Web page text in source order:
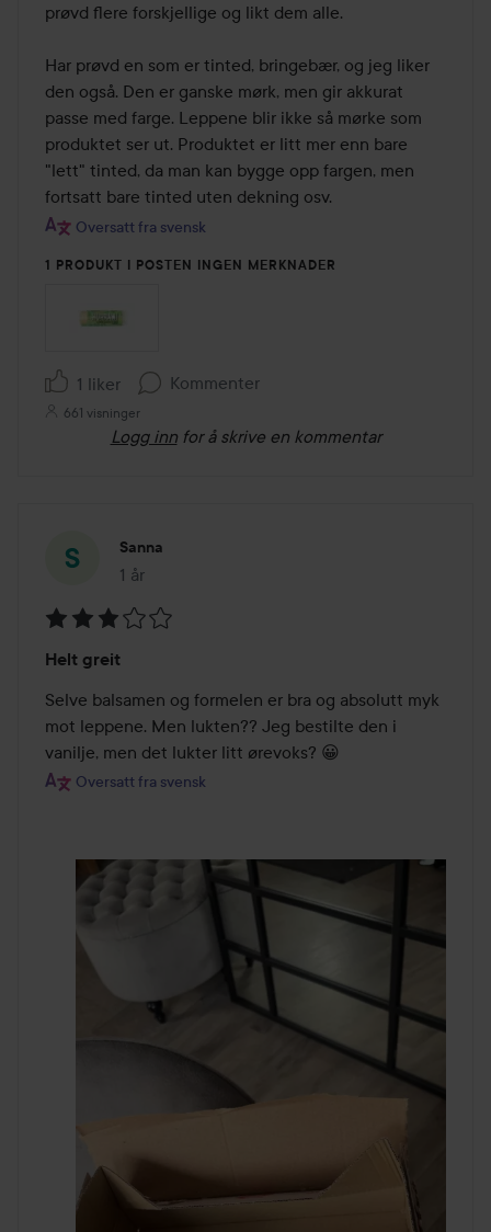
prøvd flere forskjellige og likt dem alle.
Har prøvd en som er tinted, bringebær, og jeg liker
den også. Den er ganske mørk, men gir akkurat
passe med farge. Leppene blir ikke så mørke som
produktet ser ut. Produktet er litt mer enn bare
"lett" tinted, da man kan bygge opp fargen, men
fortsatt bare tinted uten dekning osv.
Oversatt fra svensk
1 PRODUKT I POSTEN INGEN MERKNADER
1 liker Kommenter
661 visninger
Logg inn for å skrive en kommentar
Sanna
1 år
Innlegget ble opprettet 1 år
3
av
5
Helt greit
Selve balsamen og formelen er bra og absolutt myk
mot leppene. Men lukten?? Jeg bestilte den i
vanilje, men det lukter litt ørevoks? 😀
Oversatt fra svensk